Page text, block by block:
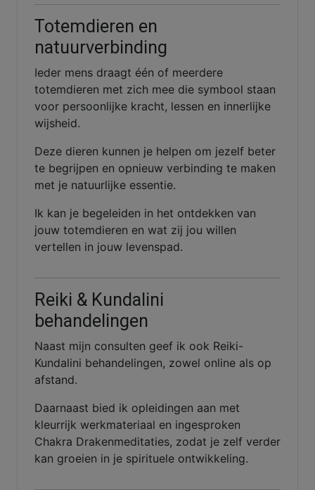
Totemdieren en
natuurverbinding
Ieder mens draagt één of meerdere
totemdieren met zich mee die symbool staan
voor persoonlijke kracht, lessen en innerlijke
wijsheid.
Deze dieren kunnen je helpen om jezelf beter
te begrijpen en opnieuw verbinding te maken
met je natuurlijke essentie.
Ik kan je begeleiden in het ontdekken van
jouw totemdieren en wat zij jou willen
vertellen in jouw levenspad.
Reiki & Kundalini
behandelingen
Naast mijn consulten geef ik ook Reiki-
Kundalini behandelingen, zowel online als op
afstand.
Daarnaast bied ik opleidingen aan met
kleurrijk werkmateriaal en ingesproken
Chakra Drakenmeditaties, zodat je zelf verder
kan groeien in je spirituele ontwikkeling.